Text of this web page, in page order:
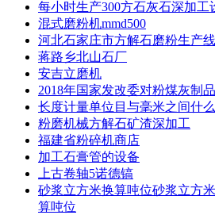
每小时生产300方石灰石深加工
混式磨粉机mmd500
河北石家庄市方解石磨粉生产
蒋路乡北山石厂
安吉立磨机
2018年国家发改委对粉煤灰制
长度计量单位目与毫米之间什
粉磨机械方解石矿渣深加工
福建省粉碎机商店
加工石膏管的设备
上古卷轴5诺德镐
砂浆立方米换算吨位砂浆立方
算吨位